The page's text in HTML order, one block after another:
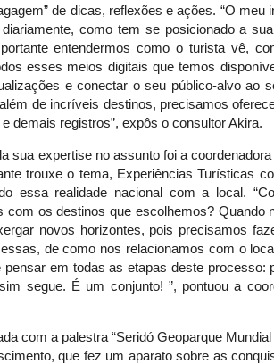
de dicas, reflexões e ações. “O meu
como tem se posicionado a
entendermos como o turista vê,
esses meios digitais que temos
e conectar o seu público-alvo ao
de incríveis destinos, precisamos
demais registros”, expôs o consultor Akira.
sua expertise no assunto foi a
trouxe o tema, Experiências Turísticas
essa realidade nacional com a local.
os destinos que escolhemos? Quando
novos horizontes, pois precisamos
de como nos relacionamos com o
em todas as etapas deste processo:
segue. É um conjunto! ”, pontuou a
com a palestra “Seridó Geoparque
que fez um aparato sobre as